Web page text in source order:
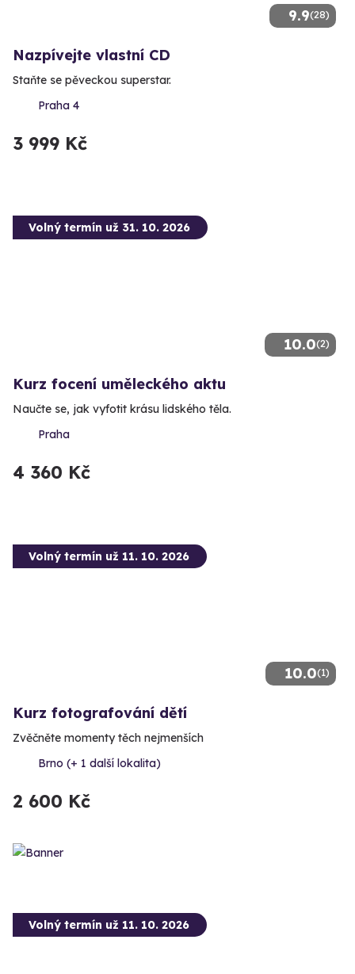
9.9(28)
Nazpívejte vlastní CD
Staňte se pěveckou superstar.
Praha 4
3 999 Kč
10.0(2)
Volný termín už 31. 10. 2026
Kurz focení uměleckého aktu
Naučte se, jak vyfotit krásu lidského těla.
Praha
4 360 Kč
10.0(1)
Volný termín už 11. 10. 2026
Kurz fotografování dětí
Zvěčněte momenty těch nejmenších
Brno (+ 1 další lokalita)
2 600 Kč
Volný termín už 11. 10. 2026